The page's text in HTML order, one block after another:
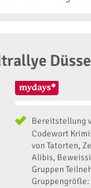
Bereitstellung
Codewort
von Tatorten,
Alibis,
Gruppen
Gruppengröße: